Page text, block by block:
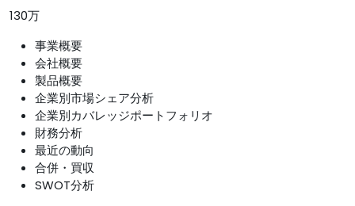
130万
事業概要
会社概要
製品概要
企業別市場シェア分析
企業別カバレッジポートフォリオ
財務分析
最近の動向
合併・買収
SWOT分析